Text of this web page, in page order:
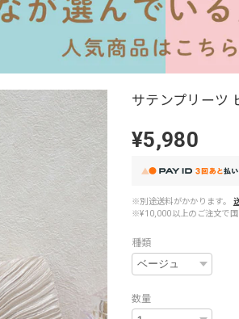
サテンプリーツ
¥5,980
※別途送料がかかります。
※¥10,000以上のご注文で国
種類
数量